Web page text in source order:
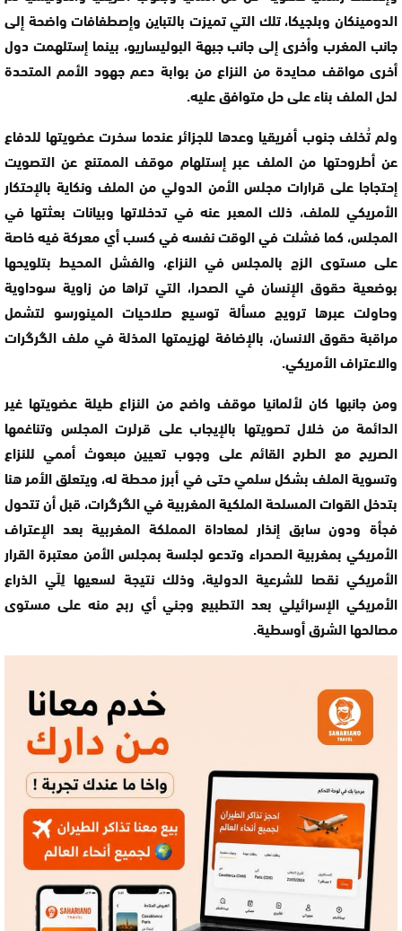
الدومينكان وبلجيكا، تلك التي تميزت بالتباين وإصطفافات واضحة إلى
جانب المغرب وأخرى إلى جانب جبهة البوليساريو، بينما إستلهمت دول
أخرى مواقف محايدة من النزاع من بوابة دعم جهود الأمم المتحدة
لحل الملف بناء على حل متوافق عليه.
ولم تُخلف جنوب أفريقيا وعدها للجزائر عندما سخرت عضويتها للدفاع
عن أطروحتها من الملف عبر إستلهام موقف الممتنع عن التصويت
إحتجاجا على قرارات مجلس الأمن الدولي من الملف ونكاية بالإحتكار
الأمريكي للملف، ذلك المعبر عنه في تدخلاتها وبيانات بعثتها في
المجلس، كما فشلت في الوقت نفسه في كسب أي معركة فيه خاصة
على مستوى الزج بالمجلس في النزاع، والفشل المحيط بتلويحها
بوضعية حقوق الإنسان في الصحرا، التي تراها من زاوية سوداوية
وحاولت عبرها ترويج مسألة توسيع صلاحيات المينورسو لتشمل
مراقبة حقوق الانسان، بالإضافة لهزيمتها المذلة في ملف الگرگرات
والاعتراف الأمريكي.
ومن جانبها كان لألمانيا موقف واضح من النزاع طيلة عضويتها غير
الدائمة من خلال تصويتها بالإيجاب على قرلرت المجلس وتناغمها
الصريح مع الطرح القائم على وجوب تعيين مبعوث أممي للنزاع
وتسوية الملف بشكل سلمي حتى في أبرز محطة له، ويتعلق الأمر هنا
بتدخل القوات المسلحة الملكية المغربية في الگرگرات، قبل أن تتحول
فجأة ودون سابق إنذار لمعاداة المملكة المغربية بعد الإعتراف
الأمريكي بمغربية الصحراء وتدعو لجلسة بمجلس الأمن معتبرة القرار
الأمريكي نقصا للشرعية الدولية، وذلك نتيجة لسعيها لِلَي الذراع
الأمريكي الإسرائيلي بعد التطبيع وجني أي ربح منه على مستوى
مصالحها الشرق أوسطية.